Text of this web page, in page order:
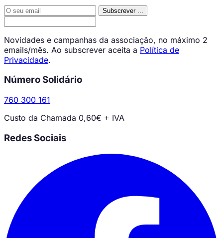
Subscrever
Novidades e campanhas da associação, no máximo 2
emails/mês. Ao subscrever aceita a Política de
Privacidade.
Número Solidário
760 300 161
Custo da Chamada 0,60€ + IVA
Redes Sociais